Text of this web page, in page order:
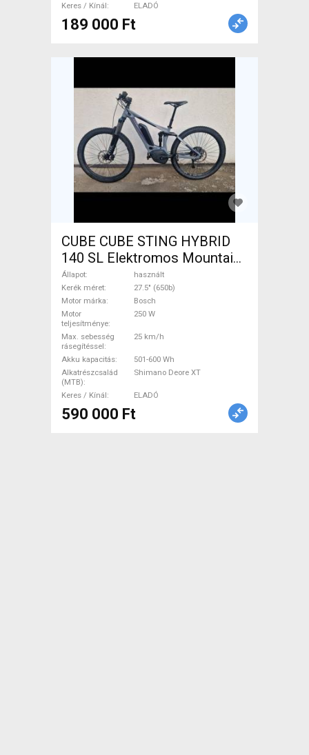
Keres / Kínál
ELADÓ
189 000 Ft
CUBE CUBE STING HYBRID
140 SL Elektromos Mountain
Bike 27.5" (650b) össztelós /
fully Bosch Shimano Deore
XT használt ELADÓ
Állapot
használt
Kerék méret
27.5" (650b)
Motor márka
Bosch
Motor
teljesítménye
250 W
Max. sebesség
rásegítéssel
25 km/h
Akku kapacitás
501-600 Wh
Alkatrészcsalád
(MTB)
Shimano Deore XT
Keres / Kínál ELADÓ
590 000 Ft